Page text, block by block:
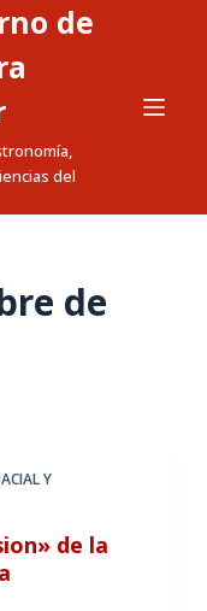
de
del
de
Y
de la